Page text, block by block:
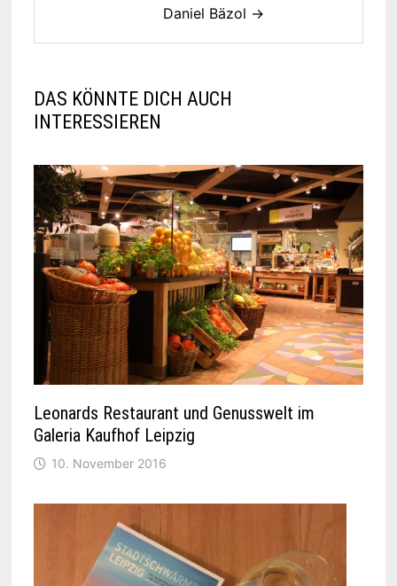
Daniel Bäzol →
DAS KÖNNTE DICH AUCH
INTERESSIEREN
Leonards Restaurant und Genusswelt im
Galeria Kaufhof Leipzig
10. November 2016